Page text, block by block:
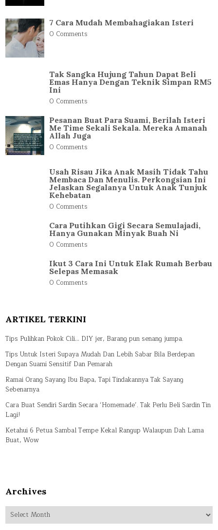
7 Cara Mudah Membahagiakan Isteri
0 Comments
Tak Sangka Hujung Tahun Dapat Beli
Emas Hanya Dengan Teknik Simpan RM5
Ini
0 Comments
Pesanan Buat Para Suami, Berilah Isteri
Me Time Sekali Sekala. Mereka Amanah
Allah Juga
0 Comments
Usah Risau Jika Anak Masih Tidak Tahu
Membaca Dan Menulis. Perkongsian Ini
Jelaskan Segalanya Untuk Anak Tunjuk
Kehebatan
0 Comments
Cara Putihkan Gigi Secara Semulajadi,
Hanya Gunakan Minyak Buah Ni
0 Comments
Ikut 3 Cara Ini Untuk Elak Rumah Berbau
Selepas Memasak
0 Comments
ARTIKEL TERKINI
Tips Pulihkan Pokok Cili… DIY jer, Barang pun senang jumpa.
Tips Untuk Isteri Supaya Mudah Dan Lebih Sabar Bila Berdepan
Dengan Suami Sensitif Dan Pemarah
Ramai Orang Sayang Ibu Bapa, Tapi Tindakannya Tak Sayang
Sebenarnya
Cara Buat Sendiri Sardin Secara ‘Homemade’. Tak Perlu Beli Sardin Tin
Lagi!
Ketahui 6 Petua Sambal Tempe Kekal Rangup Walaupun Dah Lama
Buat, Wow
Archives
Archives